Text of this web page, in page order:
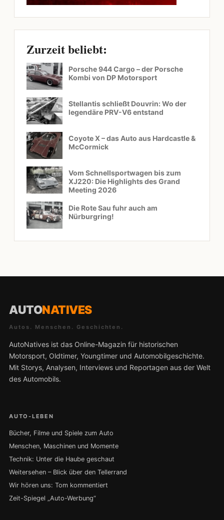
Zurzeit beliebt:
Porsche 944 Cargo – der Porsche
Kombi von DP Motorsport
Stellantis schließt Douvrin: Wo der
legendäre PRV-V6 entstand
Coyote X – das Auto aus Hardcastle &
McCormick
Vom Schnellsportwagen bis zum
XJ220: Die Highlights des Grand
Meeting 2026
Die Rote Sau fuhr auch am
Nürburgring!
AUTONATIVES
Autos. Menschen. Geschichten.
AutoNatives ist das Online-Magazin für historischen
Motorsport, Oldtimer, Youngtimer und Automobilgeschichte.
Mit Storys, Analysen, Interviews und Reportagen aus der Welt
des Automobils.
AUTO-LEBEN
Bücher, Filme und Spiele zum Auto
Menschen, Maschinen und Momente
Technik: Unter die Haube geschaut
Weitersehen – Blick über den Tellerrand
Wir hören uns: Tom kommentiert
Zeit-Spiegel „Auto-Werbung“